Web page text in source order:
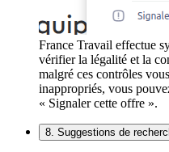
France Travail effectue
vérifier la légalité et la
malgré ces contrôles
inappropriés, vous
« Signaler cette offre ».
8. Suggestions de